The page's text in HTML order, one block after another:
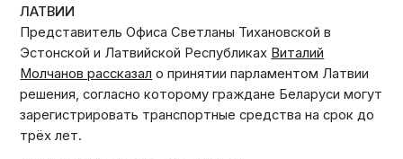
ЛАТВИИ
Представитель Офиса Светланы Тихановской в ​​
Эстонской и Латвийской Республиках Виталий
Молчанов рассказал о принятии парламентом Латвии
решения, согласно которому граждане Беларуси могут
зарегистрировать транспортные средства на срок до
трёх лет.